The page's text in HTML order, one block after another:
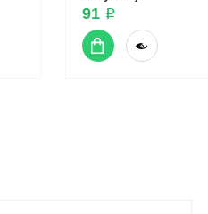
91 ₽